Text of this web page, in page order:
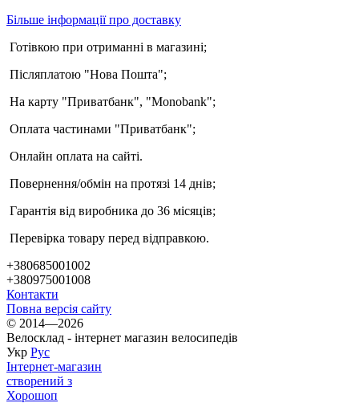
Більше інформації про доставку
Готівкою при отриманні в магазині;
Післяплатою "Нова Пошта";
На карту "Приватбанк", "Monobank";
Оплата частинами "Приватбанк";
Онлайн оплата на сайті.
Повернення/обмін на протязі 14 днів;
Гарантія від виробника до 36 місяців;
Перевірка товару перед відправкою.
+380685001002
+380975001008
Контакти
Повна версія сайту
© 2014—2026
Велосклад - інтернет магазин велосипедів
Укр Рус
Інтернет-магазин
створений з
Хорошоп